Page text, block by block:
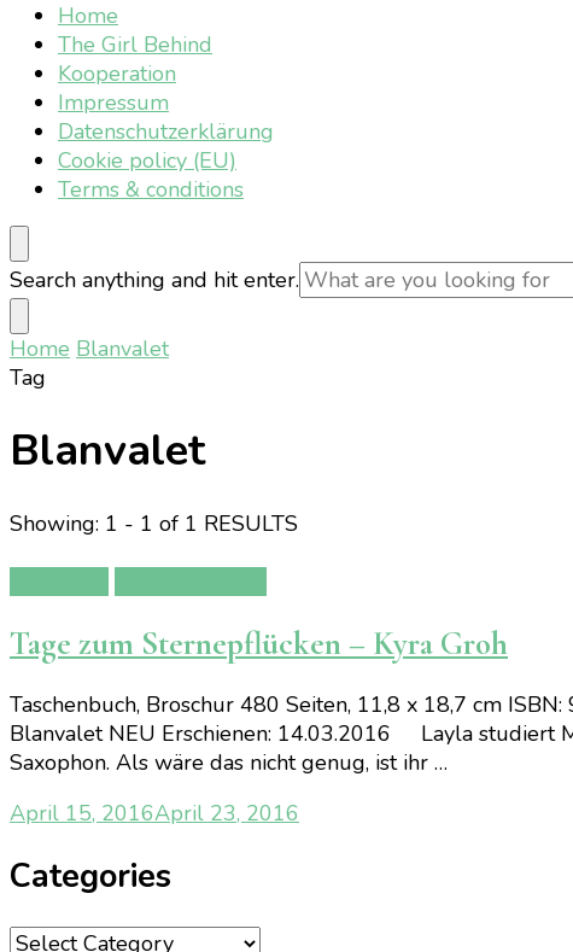
Home
The Girl Behind
Kooperation
Impressum
Datenschutzerklärung
Cookie policy (EU)
Terms & conditions
Looking
for
Something?
Search anything and hit enter.
Home Blanvalet
Tag
Blanvalet
Showing: 1 - 1 of 1 RESULTS
Tage zum Sternepflücken – Kyra Groh
Taschenbuch, Broschur 480 Seiten, 11,8 x 18,7 cm
Blanvalet NEU Erschienen: 14.03.2016 Layla studiert
Saxophon. Als wäre das nicht genug, ist ihr …
April 15, 2016April 23, 2016
Categories
Categories